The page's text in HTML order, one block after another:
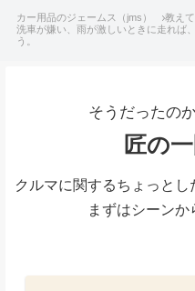
カー用品のジェームス（jms） 教え
洗車が嫌い、雨が激しいときに走れば
う。
そうだったの
匠の
クルマに関するちょっとし
まずはシーンか